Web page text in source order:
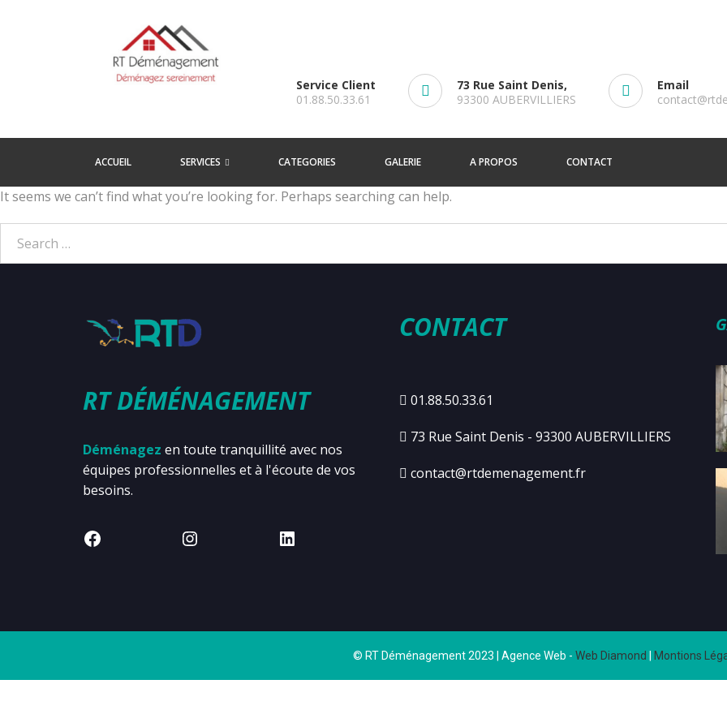
Service Client
01.88.50.33.61
73 Rue Saint Denis,
93300 AUBERVILLIERS
Email
ACCUEIL SERVICES CATEGORIES GALERIE A PROPOS CONTACT
It seems we can’t find what you’re looking for. Perhaps searching can help.
RT DÉMÉNAGEMENT
Déménagez en toute tranquillité avec nos
équipes professionnelles et à l'écoute de vos
besoins.
CONTACT
01.88.50.33.61
73 Rue Saint Denis - 93300 AUBERVILLIERS
contact@rtdemenagement.fr
© RT Déménagement 2023 | Agence Web - Web Diamond Montions